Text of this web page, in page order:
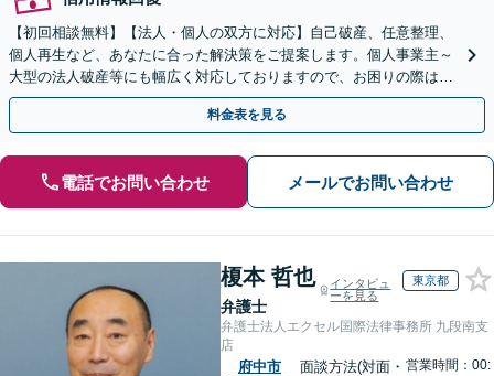
【初回相談無料】【法人・個人の双方に対応】自己破産、任意整理、
個人再生など、あなたに合った解決策をご提案します。個人事業主～
大型の法人破産等にも幅広く対応しておりますので、お困りの際はご
相談ください。新たなスタートを丁寧に支援いたします。
料金表を見る
電話でお問い合わせ メールでお問い合わせ
榎本 哲也
弁護士
インタビュ
ーを見る
東京都
弁護士法人エクセル国際法律事務所 九段南支
店
府中市
面談方法(対面・ 営業時間：00: